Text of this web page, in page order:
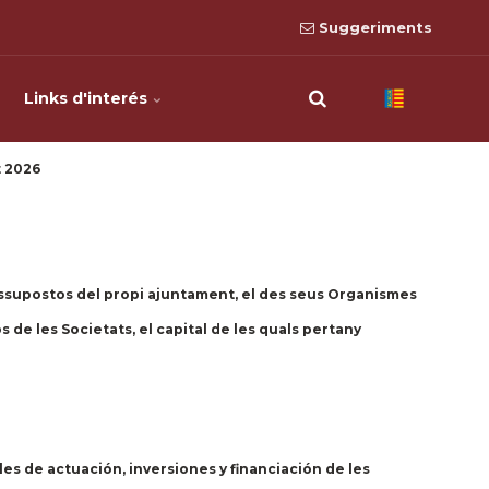
Suggeriments
Links d'interés
2026
del propi ajuntament, el des seus Organismes
de les Societats, el capital de les quals pertany
de actuación, inversiones y financiación de les